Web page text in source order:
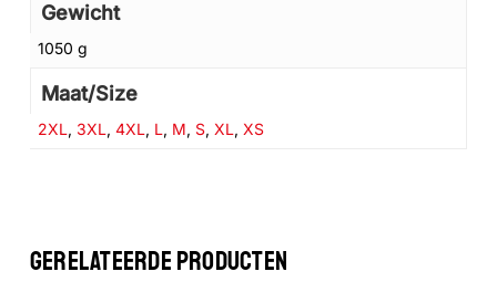
Gewicht
1050 g
Maat/Size
2XL, 3XL, 4XL, L, M, S, XL, XS
GERELATEERDE PRODUCTEN